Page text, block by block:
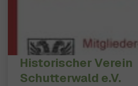
Historischer Verein
Schutterwald e.V.